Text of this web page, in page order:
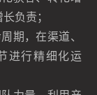
负责；
期，在渠道、
进行精细化运